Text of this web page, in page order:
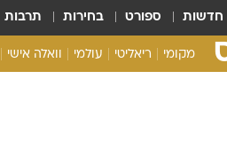
חדשות ספורט בחירות תרבות
מקומי ריאליטי עולמי וואלה אישי